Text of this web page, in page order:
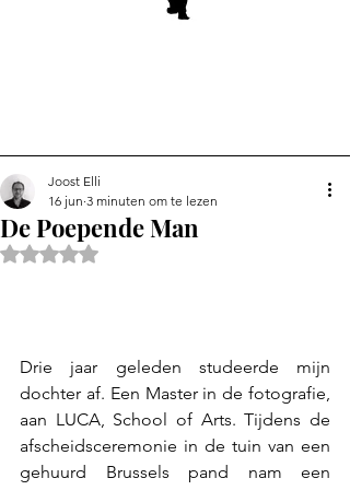
De Poepende Man
Joost Elli
16 jun 3 minuten om te lezen
Beoordeeld met NaN uit 5 sterren.
Drie jaar geleden studeerde mijn
dochter af. Een Master in de fotografie,
aan LUCA, School of Arts. Tijdens de
afscheidsceremonie in de tuin van een
gehuurd Brussels pand nam een